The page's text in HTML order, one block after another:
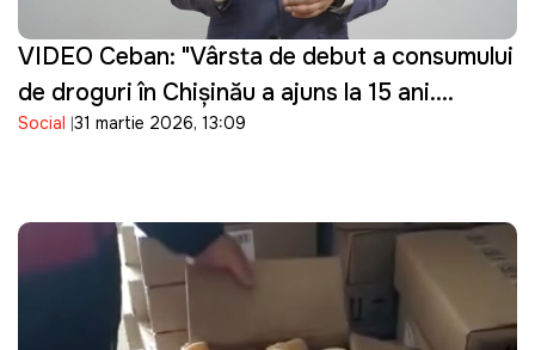
VIDEO Ceban: "Vârsta de debut a consumului
de droguri în Chișinău a ajuns la 15 ani.
Guvernarea cu ce se ocupă?"
Social 31 martie 2026, 13:09